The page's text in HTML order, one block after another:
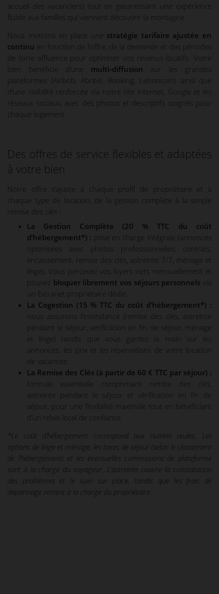
accueil des vacanciers) tout en garantissant une expérience
fluide aux familles qui viennent découvrir la montagne.
Nous mettons en place une stratégie tarifaire ajustée en
continu en fonction de l’offre, de la demande et des périodes
de forte affluence pour optimiser vos revenus locatifs. Votre
bien bénéficie d’une multi-diffusion sur les grandes
plateformes (Airbnb, Abritel, Booking, Leboncoin) ainsi que
d’une visibilité renforcée via notre site internet, Google et les
réseaux sociaux, avec des photos et descriptifs soignés pour
chaque logement.
Des offres de service flexibles et adaptées
à votre bien
Notre offre s’ajuste à chaque profil de propriétaire et à
chaque type de location, de la gestion complète à la simple
remise des clés :
La Gestion Complète (20 % TTC du coût
d’hébergement*) : prise en charge intégrale (annonces
optimisées avec photos professionnelles, contrats,
encaissement, remise des clés, astreinte 7/7, ménage et
linge). Vous percevez vos loyers nets mensuellement et
pouvez bloquer librement vos séjours personnels via
un Extranet propriétaire dédié.
La Cogestion (15 % TTC du coût d’hébergement*) :
nous assurons l’intendance (remise des clés, astreinte
pendant le séjour, vérification en fin de séjour, ménage
et linge) tandis que vous gardez la main sur les
annonces, les prix et les réservations de votre location
de vacances.
La Remise des Clés (à partir de 60 € TTC par séjour) :
formule essentielle comprenant remise des clés,
astreinte pendant le séjour et vérification en fin de
séjour, pour une flexibilité maximale tout en bénéficiant
d’un relais local de confiance.
*Le coût d’hébergement correspond aux nuitées seules. Les
options de linge et ménage, les taxes de séjour (selon le classement
de l’hébergement) et les éventuelles commissions de plateforme
sont à la charge du voyageur. L’astreinte couvre la constatation
des problèmes et le suivi sur place, tandis que les frais de
dépannage restent à la charge du propriétaire.